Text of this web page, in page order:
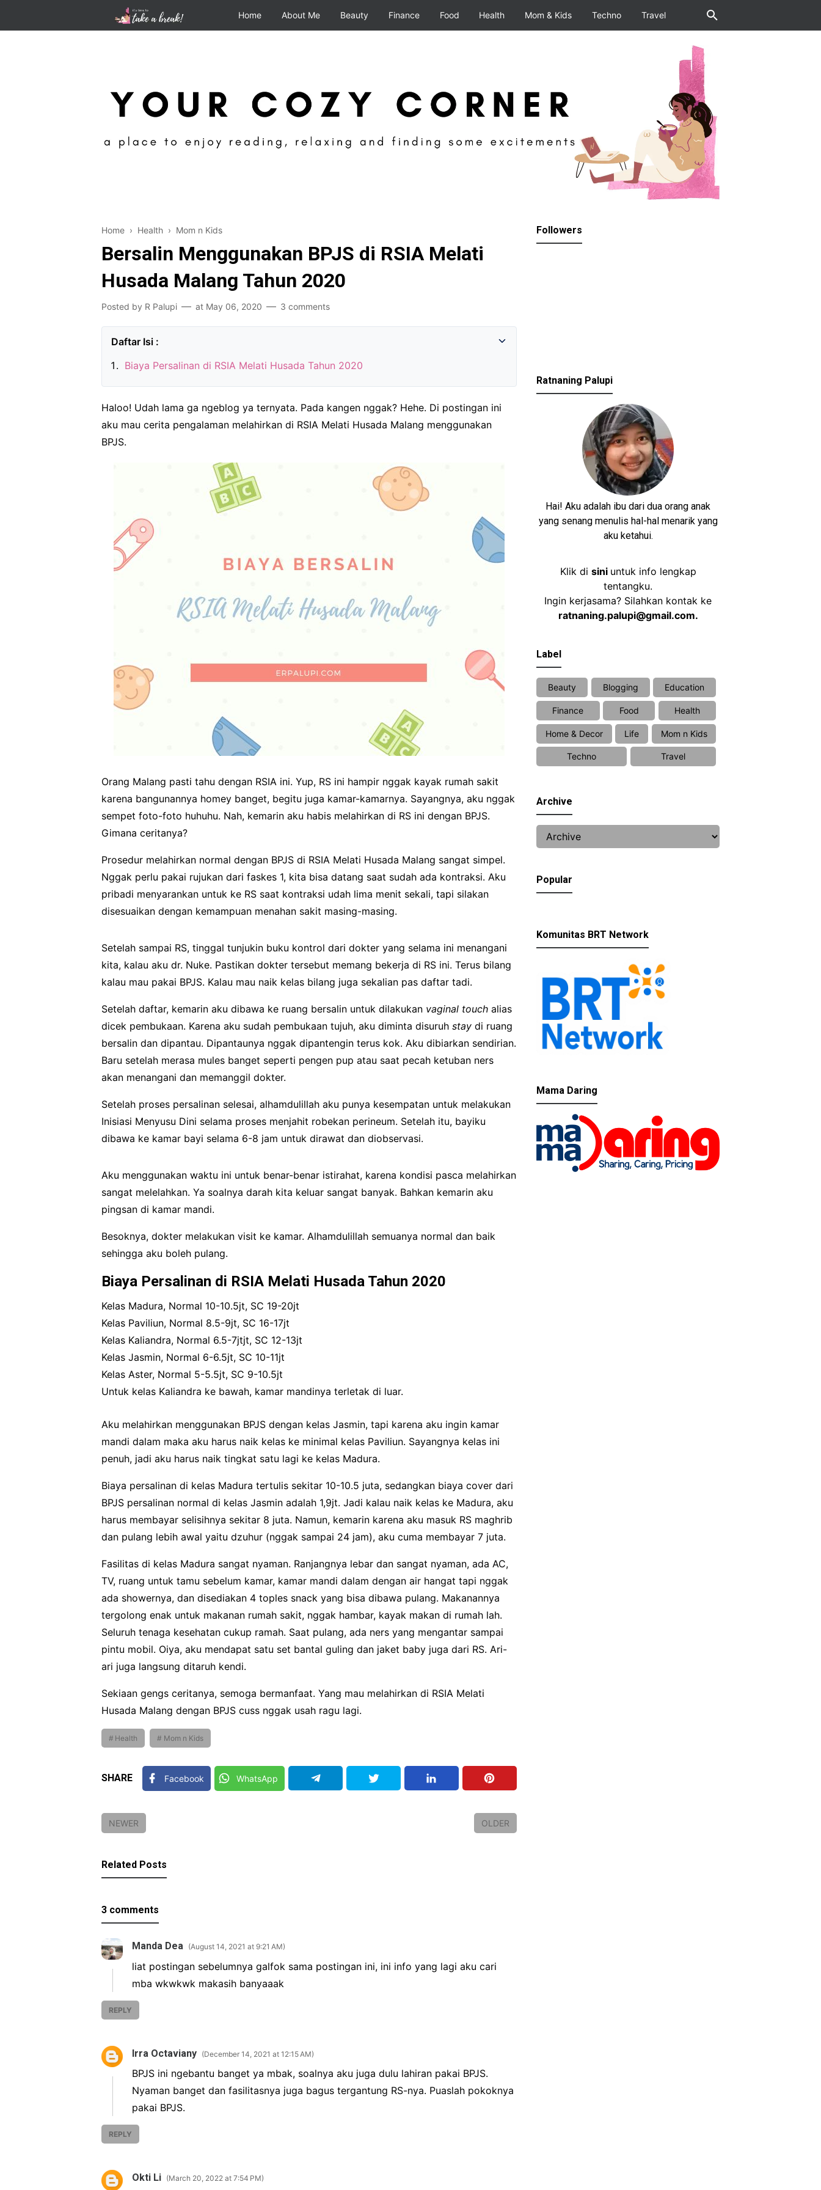
Home About Me Beauty Finance Food Health Mom & Kids Techno Travel
Home › Health › Mom n Kids
Bersalin Menggunakan BPJS di RSIA Melati
Husada Malang Tahun 2020
Posted by R Palupi at May 06, 2020 3 comments
Biaya Persalinan di RSIA Melati Husada Tahun 2020
Haloo! Udah lama ga ngeblog ya ternyata. Pada kangen nggak? Hehe. Di postingan ini
aku mau cerita pengalaman melahirkan di RSIA Melati Husada Malang menggunakan
BPJS.
Orang Malang pasti tahu dengan RSIA ini. Yup, RS ini hampir nggak kayak rumah sakit
karena bangunannya homey banget, begitu juga kamar-kamarnya. Sayangnya, aku nggak
sempet foto-foto huhuhu. Nah, kemarin aku habis melahirkan di RS ini dengan BPJS.
Gimana ceritanya?
Prosedur melahirkan normal dengan BPJS di RSIA Melati Husada Malang sangat simpel.
Nggak perlu pakai rujukan dari faskes 1, kita bisa datang saat sudah ada kontraksi. Aku
pribadi menyarankan untuk ke RS saat kontraksi udah lima menit sekali, tapi silakan
disesuaikan dengan kemampuan menahan sakit masing-masing.
Setelah sampai RS, tinggal tunjukin buku kontrol dari dokter yang selama ini menangani
kita, kalau aku dr. Nuke. Pastikan dokter tersebut memang bekerja di RS ini. Terus bilang
kalau mau pakai BPJS. Kalau mau naik kelas bilang juga sekalian pas daftar tadi.
Setelah daftar, kemarin aku dibawa ke ruang bersalin untuk dilakukan vaginal touch alias
dicek pembukaan. Karena aku sudah pembukaan tujuh, aku diminta disuruh stay di ruang
bersalin dan dipantau. Dipantaunya nggak dipantengin terus kok. Aku dibiarkan sendirian.
Baru setelah merasa mules banget seperti pengen pup atau saat pecah ketuban ners
akan menangani dan memanggil dokter.
Setelah proses persalinan selesai, alhamdulillah aku punya kesempatan untuk melakukan
Inisiasi Menyusu Dini selama proses menjahit robekan perineum. Setelah itu, bayiku
dibawa ke kamar bayi selama 6-8 jam untuk dirawat dan diobservasi.
Aku menggunakan waktu ini untuk benar-benar istirahat, karena kondisi pasca melahirkan
sangat melelahkan. Ya soalnya darah kita keluar sangat banyak. Bahkan kemarin aku
pingsan di kamar mandi.
Besoknya, dokter melakukan visit ke kamar. Alhamdulillah semuanya normal dan baik
sehingga aku boleh pulang.
Biaya Persalinan di RSIA Melati Husada Tahun 2020
Kelas Madura, Normal 10-10.5jt, SC 19-20jt
Kelas Paviliun, Normal 8.5-9jt, SC 16-17jt
Kelas Kaliandra, Normal 6.5-7jtjt, SC 12-13jt
Kelas Jasmin, Normal 6-6.5jt, SC 10-11jt
Kelas Aster, Normal 5-5.5jt, SC 9-10.5jt
Untuk kelas Kaliandra ke bawah, kamar mandinya terletak di luar.
Aku melahirkan menggunakan BPJS dengan kelas Jasmin, tapi karena aku ingin kamar
mandi dalam maka aku harus naik kelas ke minimal kelas Paviliun. Sayangnya kelas ini
penuh, jadi aku harus naik tingkat satu lagi ke kelas Madura.
Biaya persalinan di kelas Madura tertulis sekitar 10-10.5 juta, sedangkan biaya cover dari
BPJS persalinan normal di kelas Jasmin adalah 1,9jt. Jadi kalau naik kelas ke Madura, aku
harus membayar selisihnya sekitar 8 juta. Namun, kemarin karena aku masuk RS maghrib
dan pulang lebih awal yaitu dzuhur (nggak sampai 24 jam), aku cuma membayar 7 juta.
Fasilitas di kelas Madura sangat nyaman. Ranjangnya lebar dan sangat nyaman, ada AC,
TV, ruang untuk tamu sebelum kamar, kamar mandi dalam dengan air hangat tapi nggak
ada showernya, dan disediakan 4 toples snack yang bisa dibawa pulang. Makanannya
tergolong enak untuk makanan rumah sakit, nggak hambar, kayak makan di rumah lah.
Seluruh tenaga kesehatan cukup ramah. Saat pulang, ada ners yang mengantar sampai
pintu mobil. Oiya, aku mendapat satu set bantal guling dan jaket baby juga dari RS. Ari-
ari juga langsung ditaruh kendi.
Sekiaan gengs ceritanya, semoga bermanfaat. Yang mau melahirkan di RSIA Melati
Husada Malang dengan BPJS cuss nggak usah ragu lagi.
Health Mom n Kids
SHARE Facebook WhatsApp
NEWER OLDER
Related Posts
3 comments
Manda Dea August 14, 2021 at 9:21 AM
liat postingan sebelumnya galfok sama postingan ini, ini info yang lagi aku cari
mba wkwkwk makasih banyaaak
REPLY
Irra Octaviany December 14, 2021 at 12:15 AM
BPJS ini ngebantu banget ya mbak, soalnya aku juga dulu lahiran pakai BPJS.
Nyaman banget dan fasilitasnya juga bagus tergantung RS-nya. Puaslah pokoknya
pakai BPJS.
REPLY
Okti Li March 20, 2022 at 7:54 PM
Followers
Ratnaning Palupi
Hai! Aku adalah ibu dari dua orang anak
yang senang menulis hal-hal menarik yang
aku ketahui.
Klik di sini untuk info lengkap
tentangku.
Ingin kerjasama? Silahkan kontak ke
ratnaning.palupi@gmail.com.
Label
Beauty Blogging Education
Finance Food Health
Home & Decor Life Mom n Kids
Techno Travel
Archive
Popular
Komunitas BRT Network
Mama Daring